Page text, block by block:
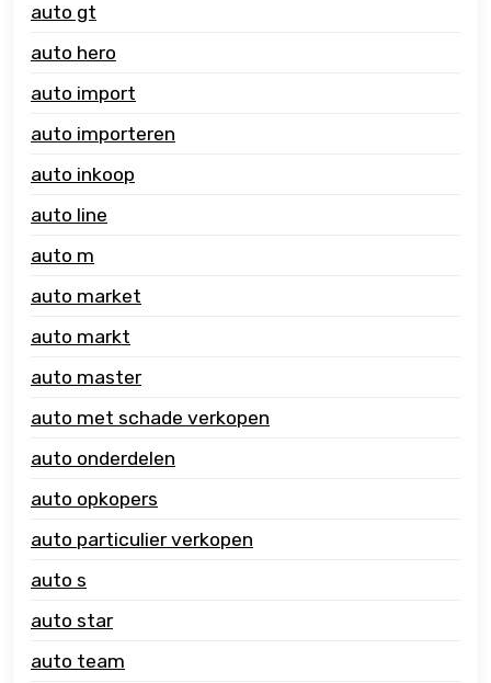
auto gt
auto hero
auto import
auto importeren
auto inkoop
auto line
auto m
auto market
auto markt
auto master
auto met schade verkopen
auto onderdelen
auto opkopers
auto particulier verkopen
auto s
auto star
auto team